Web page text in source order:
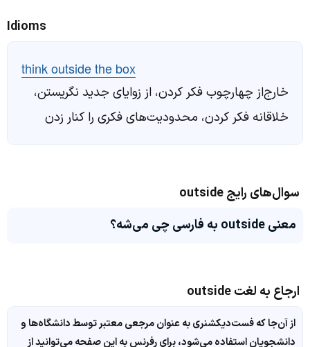
Idioms
think outside the box
خارج‌از چهارچوب فکر کردن، از زوایای جدید نگریستن،
خلاقانه فکر کردن، محدودیت‌های فکری را کنار زدن
سوال‌های رایج outside
معنی outside به فارسی چی می‌شه؟
ارجاع به لغت outside
از آن‌جا که فست‌دیکشنری به عنوان مرجعی معتبر توسط دانشگاه‌ها و
دانشجویان استفاده می‌شود، برای رفرنس به این صفحه می‌توانید از